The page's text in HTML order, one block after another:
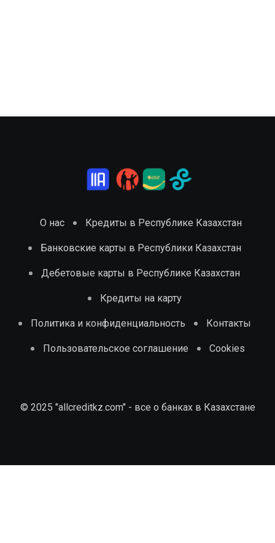
О нас Кредиты в Республике Казахстан
Банковские карты в Республики Казахстан
Дебетовые карты в Республике Казахстан
Кредиты на карту
Политика и конфиденциальность Контакты
Пользовательское соглашение Cookies
© 2025 "allcreditkz.com" - все о банках в Казахстане